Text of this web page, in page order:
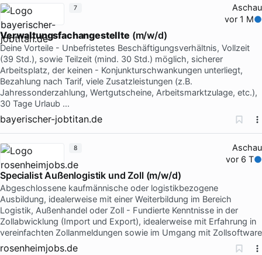
Aschau
vor 1 M
Verwaltungsfachangestellte (m/w/d)
Deine Vorteile - Unbefristetes Beschäftigungsverhältnis, Vollzeit
(39 Std.), sowie Teilzeit (mind. 30 Std.) möglich, sicherer
Arbeitsplatz, der keinen - Konjunkturschwankungen unterliegt,
Bezahlung nach Tarif, viele Zusatzleistungen (z.B.
Jahressonderzahlung, Wertgutscheine, Arbeitsmarktzulage, etc.),
30 Tage Urlaub …
bayerischer-jobtitan.de
7
Aschau
vor 6 T
Specialist Außenlogistik und Zoll (m/w/d)
Abgeschlossene kaufmännische oder logistikbezogene
Ausbildung, idealerweise mit einer Weiterbildung im Bereich
Logistik, Außenhandel oder Zoll - Fundierte Kenntnisse in der
Zollabwicklung (Import und Export), idealerweise mit Erfahrung in
vereinfachten Zollanmeldungen sowie im Umgang mit Zollsoftware
rosenheimjobs.de
8